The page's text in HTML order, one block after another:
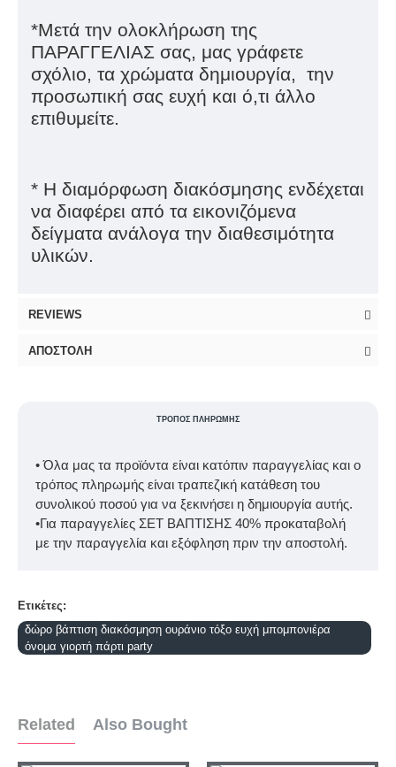
*Μετά την ολοκλήρωση της
ΠΑΡΑΓΓΕΛΙΑΣ σας, μας γράφετε
σχόλιο, τα χρώματα δημιουργία, την
προσωπική σας ευχή και ό,τι άλλο
επιθυμείτε.
* Η διαμόρφωση διακόσμησης ενδέχεται
να διαφέρει από τα εικονιζόμενα
δείγματα ανάλογα την διαθεσιμότητα
υλικών.
REVIEWS
ΑΠΟΣΤΟΛΉ
ΤΡΌΠΟΣ ΠΛΗΡΩΜΉΣ
• Όλα μας τα προϊόντα είναι κατόπιν παραγγελίας και ο
τρόπος πληρωμής είναι τραπεζική κατάθεση του
συνολικού ποσού για να ξεκινήσει η δημιουργία αυτής.
•Για παραγγελίες ΣΕΤ ΒΑΠΤΙΣΗΣ 40% προκαταβολή
με την παραγγελία και εξόφληση πριν την αποστολή.
Ετικέτες:
δώρο βάπτιση διακόσμηση ουράνιο τόξο ευχή μπομπονιέρα
όνομα γιορτή πάρτι party
Related Also Bought